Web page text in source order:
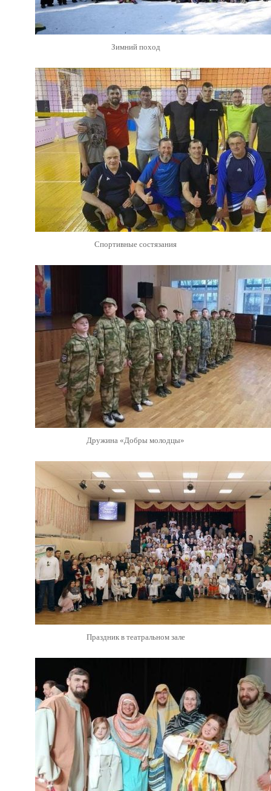
Зимний поход
Спортивные состязания
Дружина «Добры молодцы»
Праздник в театральном зале